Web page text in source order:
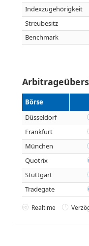
Indexzugehörigkeit
Streubesitz
Benchmark
Börse
Düsseldorf
Frankfurt
München
Quotrix
Stuttgart
Tradegate
Realtime